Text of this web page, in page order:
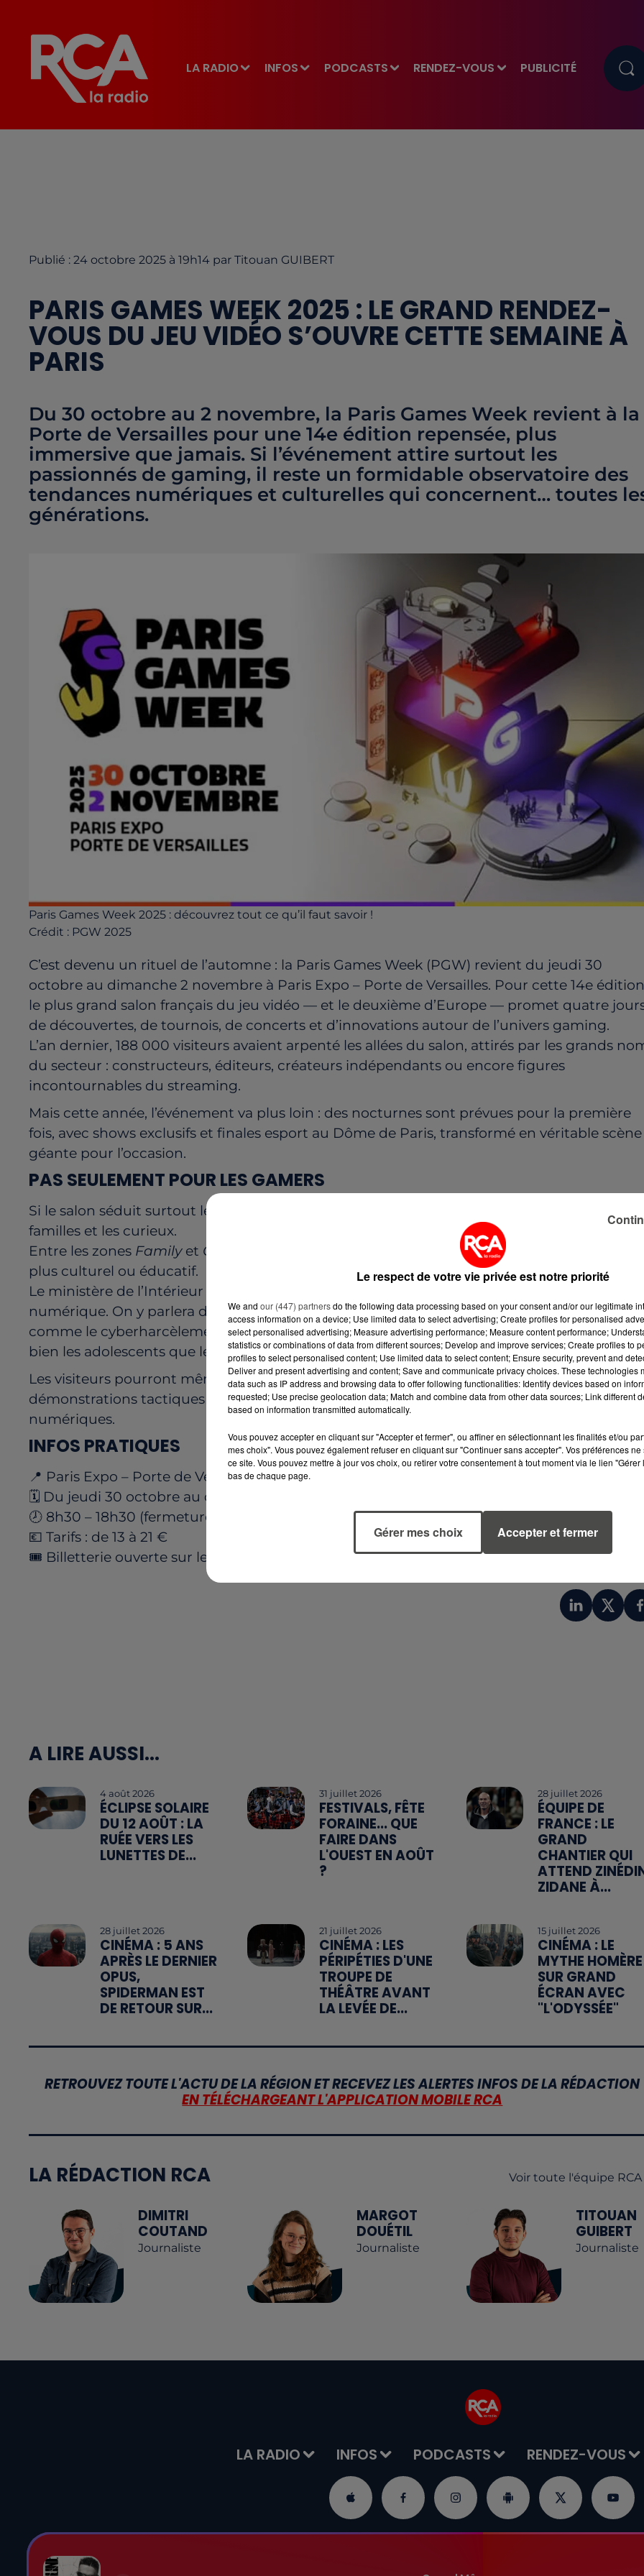
LA RADIO INFOS PODCASTS RENDEZ-VOUS PUBLICITÉ
Publié : 24 octobre 2025 à 19h14 par Titouan GUIBERT
PARIS GAMES WEEK 2025 : LE GRAND RENDEZ-
VOUS DU JEU VIDÉO S’OUVRE CETTE SEMAINE À
PARIS
Du 30 octobre au 2 novembre, la Paris Games Week revient à la
Porte de Versailles pour une 14e édition repensée, plus
immersive que jamais. Si l’événement attire surtout les
passionnés de gaming, il reste un formidable observatoire des
tendances numériques et culturelles qui concernent… toutes
générations.
Paris Games Week 2025 : découvrez tout ce qu’il faut savoir !
Crédit : PGW 2025
C’est devenu un rituel de l’automne : la Paris Games Week (PGW) revient du jeudi 30
octobre au dimanche 2 novembre à Paris Expo – Porte de Versailles. Pour cette 14e
le plus grand salon français du jeu vidéo — et le deuxième d’Europe — promet quatre
de découvertes, de tournois, de concerts et d’innovations autour de l’univers gaming.
L’an dernier, 188 000 visiteurs avaient arpenté les allées du salon, attirés par les grands
du secteur : constructeurs, éditeurs, créateurs indépendants ou encore figures
incontournables du streaming.
Mais cette année, l’événement va plus loin : des nocturnes sont prévues pour la première
fois, avec shows exclusifs et finales esport au Dôme de Paris, transformé en véritable scène
géante pour l’occasion.
PAS SEULEMENT POUR LES GAMERS
Si le salon séduit surtout les plus jeunes, il propose aussi des espaces pensés pour les
familles et les curieux.
Entre les zones Familyet Campus
, les visiteurs peuvent découvrir le jeu vidéo sous un
plus culturel ou éducatif.
Le ministère de l’Intérieur sera d’ailleurs présent avec un stand interactif dédié à la sécurité
numérique. On y parlera de cybersécurité, de protection des données, mais aussi de
comme le cyberharcèlement ou les arnaques en ligne — des enjeux qui concernent aussi
bien les adolescents que les parents ou les grands-parents connectés.
Les visiteurs pourront même participer à un parcours ludique, entre jeux vidéo,
démonstrations tactiques et sensibilisation aux bons réflexes à adopter face aux menaces
numériques.
INFOS PRATIQUES
📍 Paris Expo – Porte de Versailles (75015)
🗓️ Du jeudi 30 octobre au dimanche 2 novembre 2025
🕗 8h30 – 18h30 (fermeture à 18h dimanche)
💶 Tarifs : de 13 à 21 €
🎟️ Billetterie ouverte sur le site de la Paris Games Week
A LIRE AUSSI...
4 août 2026
ÉCLIPSE SOLAIRE
DU 12 AOÛT : LA
RUÉE VERS LES
LUNETTES DE...
31 juillet 2026
FESTIVALS, FÊTE
FORAINE... QUE
FAIRE DANS
L'OUEST EN AOÛT
?
28 juillet 2026
ÉQUIPE DE
FRANCE : LE
GRAND
CHANTIER QUI
ATTEND
ZIDANE À...
28 juillet 2026
CINÉMA : 5 ANS
APRÈS LE DERNIER
OPUS,
SPIDERMAN EST
DE RETOUR SUR...
21 juillet 2026
CINÉMA : LES
PÉRIPÉTIES D'UNE
TROUPE DE
THÉÂTRE AVANT
LA LEVÉE DE...
15 juillet 2026
CINÉMA : LE
MYTHE HOMÈRE
SUR GRAND
ÉCRAN AVEC
"L'ODYSSÉE"
RETROUVEZ TOUTE L'ACTU DE LA RÉGION ET RECEVEZ LES ALERTES INFOS DE LA RÉDACTION
EN TÉLÉCHARGEANT L'APPLICATION MOBILE RCA
LA RÉDACTION RCA Voir toute l'équipe RCA
DIMITRI
COUTAND
Journaliste
MARGOT
DOUÉTIL
Journaliste
TITOUAN
GUIBERT
Journaliste
LA RADIO INFOS PODCASTS RENDEZ-VOUS
Le respect de votre vie privée est notre priorité
We and our (447) partnersdo the following data processing based on your consent and/or our legitimate
access information on a device; Use limited data to select advertising; Create profiles for personalised
select personalised advertising; Measure advertising performance; Measure content performance;
statistics or combinations of data from different sources; Develop and improve services; Create profiles to
profiles to select personalised content; Use limited data to select content; Ensure security, prevent and
Deliver and present advertising and content; Save and communicate privacy choices. These technologies
data such as IP address and browsing data to offer following functionalities: Identify devices based on
requested; Use precise geolocation data; Match and combine data from other data sources; Link different
based on information transmitted automatically.
Vous pouvez accepter en cliquant sur "Accepter et fermer", ou affiner en sélectionnant les finalités et/ou
mes choix". Vous pouvez également refuser en cliquant sur "Continuer sans accepter". Vos préférences
ce site. Vous pouvez mettre à jour vos choix, ou retirer votre consentement à tout moment via le lien
bas de chaque page.
Gérer mes choix Accepter et fermer